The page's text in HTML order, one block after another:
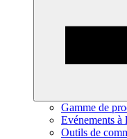
Gamme de
Evénements à
Outils de